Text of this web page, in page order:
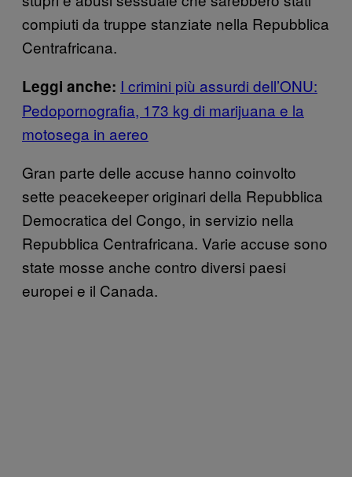
compiuti da truppe stanziate nella Repubblica
Centrafricana.
Leggi anche: I crimini più assurdi dell’ONU:
Pedopornografia, 173 kg di marijuana e la
motosega in aereo
Gran parte delle accuse hanno coinvolto
sette peacekeeper originari della Repubblica
Democratica del Congo, in servizio nella
Repubblica Centrafricana. Varie accuse sono
state mosse anche contro diversi paesi
europei e il Canada.